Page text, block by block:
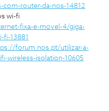
router-da-nos-14812
wi-fi
fixa-e-movel-4/giga-
13881
forum.nos.pt/utilizar-a-
wireless-isolation-10605